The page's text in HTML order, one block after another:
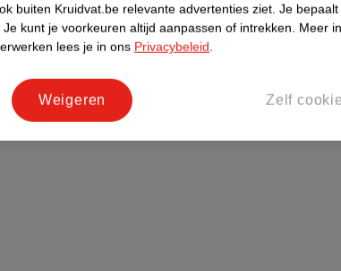
buiten Kruidvat.be relevante advertenties ziet. Je
Je kunt je voorkeuren altijd aanpassen of intrekken. Meer
lees je in ons Privacybeleid.
Zelf
Weigeren